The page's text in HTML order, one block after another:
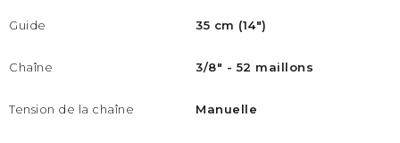
Guide
Chaîne
Tension de la chaîne
35 cm (14")
3/8" - 52 maillons
Manuelle